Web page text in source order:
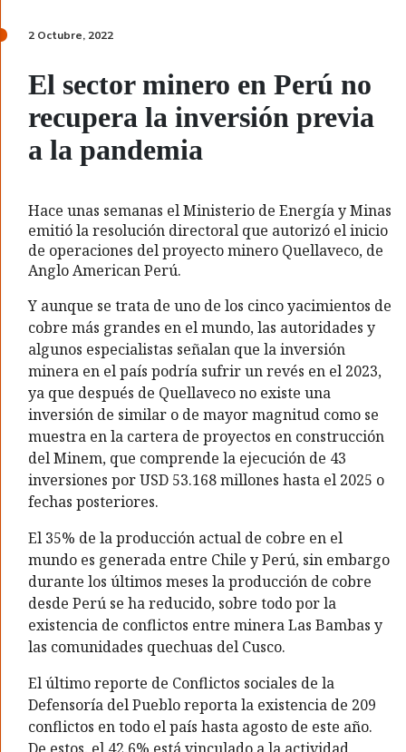
2 Octubre, 2022
El sector minero en Perú no
recupera la inversión previa
a la pandemia
Hace unas semanas el Ministerio de Energía y Minas
emitió la resolución directoral que autorizó el inicio
de operaciones del proyecto minero Quellaveco, de
Anglo American Perú.
Y aunque se trata de uno de los cinco yacimientos de
cobre más grandes en el mundo, las autoridades y
algunos especialistas señalan que la inversión
minera en el país podría sufrir un revés en el 2023,
ya que después de Quellaveco no existe una
inversión de similar o de mayor magnitud como se
muestra en la cartera de proyectos en construcción
del Minem, que comprende la ejecución de 43
inversiones por USD 53.168 millones hasta el 2025 o
fechas posteriores.
El 35% de la producción actual de cobre en el
mundo es generada entre Chile y Perú, sin embargo
durante los últimos meses la producción de cobre
desde Perú se ha reducido, sobre todo por la
existencia de conflictos entre minera Las Bambas y
las comunidades quechuas del Cusco.
El último reporte de Conflictos sociales de la
Defensoría del Pueblo reporta la existencia de 209
conflictos en todo el país hasta agosto de este año.